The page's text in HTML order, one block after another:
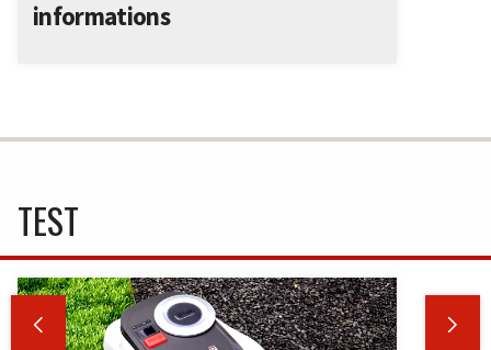
informations
TEST
 